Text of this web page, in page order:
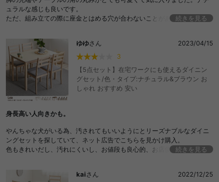
ュラルな感じも良いです。
ただ、組み立ての際に座金とはめる穴が合わないことがありました。無
感じました。
デザインはかわいいのでおおむね満足しています。
続きを見る
ゆゆさん
2023/04/15
3
【5点セット】在宅ワークにも使えるダイニン
グセット/色・タイプ:ナチュラル&ブラウン お
しゃれ おすすめ 安い
身長高い人向きかも。
やんちゃな犬がいる為、汚されてもいいようにとリーズナブルなダイニ
ングセットを探していて、ネット広告でこちらを見かけ購入。
色もきれいだし、汚れにくいし、お値段も良心的、お店側の対応は早く
でも、思った以上にテーブルも椅子も高い。
153センチの私が奥まで腰掛けるとかかとが付きません。
続きを見る
kaiさん
2022/12/25